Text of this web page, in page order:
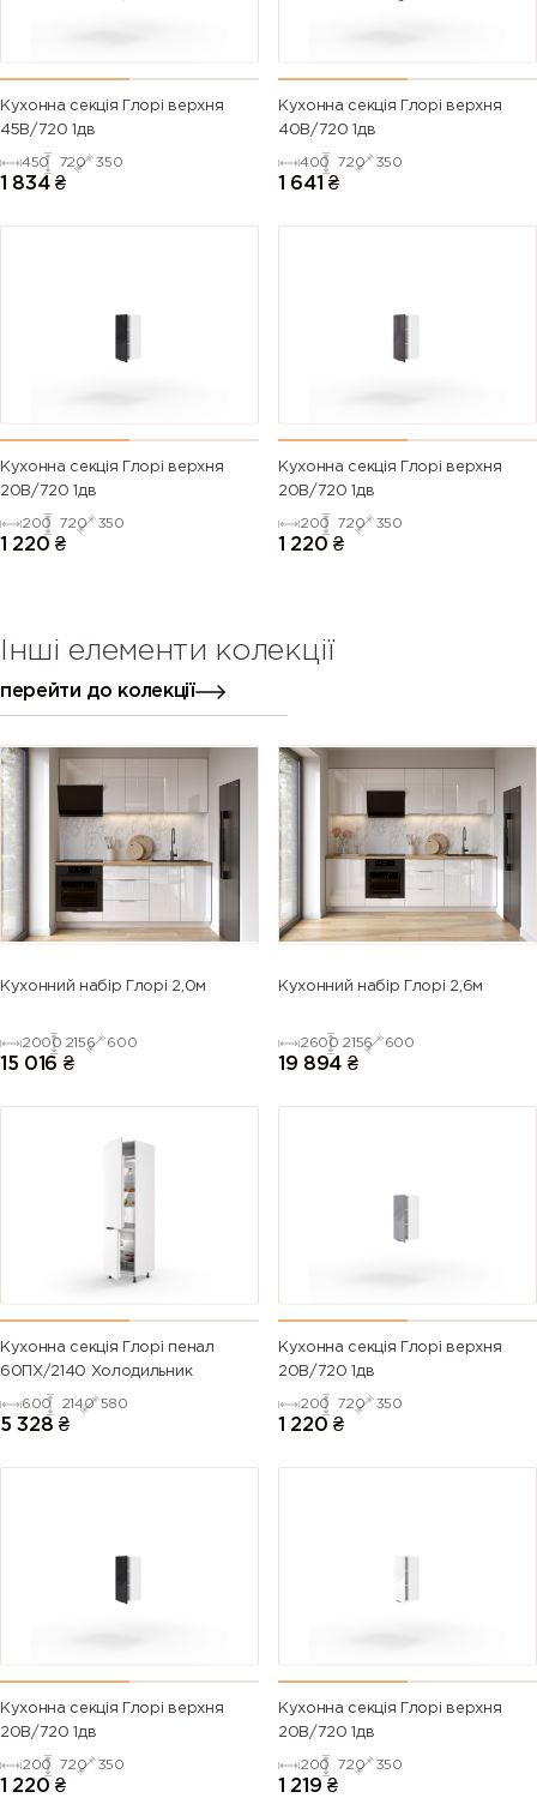
Кухонна секція Глорі верхня
45В/720 1дв
450 720 350
1 834 ₴
Кухонна секція Глорі верхня
40В/720 1дв
400 720 350
1 641 ₴
Кухонна секція Глорі верхня
20В/720 1дв
200 720 350
1 220 ₴
Кухонна секція Глорі верхня
20В/720 1дв
200 720 350
1 220 ₴
Інші елементи колекції
перейти до колекції
Кухонний набір Глорі 2,0м
2000 2156 600
15 016 ₴
Кухонний набір Глорі 2,6м
2600 2156 600
19 894 ₴
Кухонна секція Глорі пенал
60ПХ/2140 Холодильник
600 2140 580
5 328 ₴
Кухонна секція Глорі верхня
20В/720 1дв
200 720 350
1 220 ₴
Кухонна секція Глорі верхня
20В/720 1дв
200 720 350
1 220 ₴
Кухонна секція Глорі верхня
20В/720 1дв
200 720 350
1 219 ₴